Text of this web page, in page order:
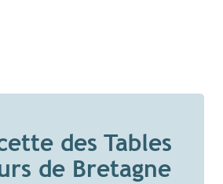
des Tables
de Bretagne